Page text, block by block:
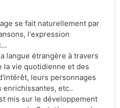
se fait naturellement par
l'expression
langue étrangère à travers
la vie quotidienne et des
leurs personnages
etc..
mis sur le développement